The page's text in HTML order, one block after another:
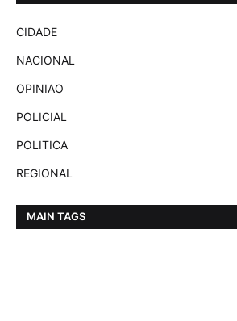
CIDADE
NACIONAL
OPINIAO
POLICIAL
POLITICA
REGIONAL
MAIN TAGS